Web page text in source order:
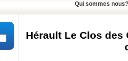
Qui sommes nous?
Hérault Le Clos